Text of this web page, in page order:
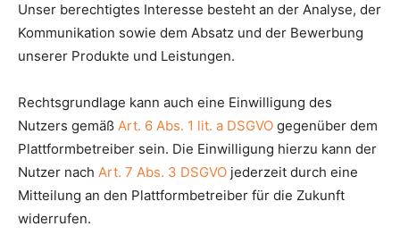
Unser berechtigtes Interesse besteht an der Analyse, der
Kommunikation sowie dem Absatz und der Bewerbung
unserer Produkte und Leistungen.
Rechtsgrundlage kann auch eine Einwilligung des
Nutzers gemäß Art. 6 Abs. 1 lit. a DSGVO gegenüber dem
Plattformbetreiber sein. Die Einwilligung hierzu kann der
Nutzer nach Art. 7 Abs. 3 DSGVO jederzeit durch eine
Mitteilung an den Plattformbetreiber für die Zukunft
widerrufen.